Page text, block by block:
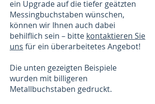
ein Upgrade auf die tiefer geätzten
Messingbuchstaben wünschen,
können wir Ihnen auch dabei
behilflich sein – bitte kontaktieren Sie
uns für ein überarbeitetes Angebot!
Die unten gezeigten Beispiele
wurden mit billigeren
Metallbuchstaben gedruckt.